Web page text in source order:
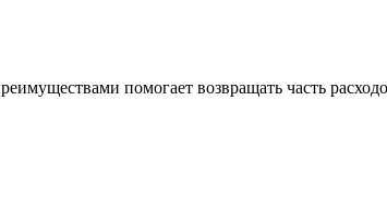
помогает возвращать часть